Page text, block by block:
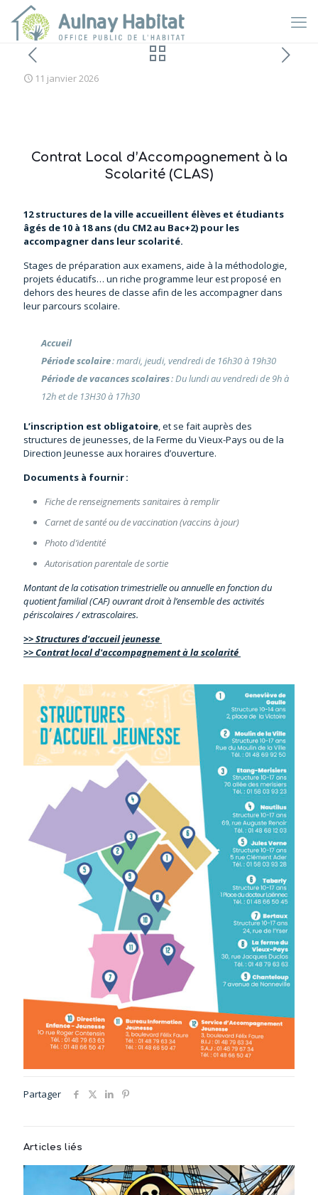
11 janvier 2026
Contrat Local d’Accompagnement à la
Scolarité (CLAS)
12 structures de la ville accueillent élèves et étudiants
âgés de 10 à 18 ans (du CM2 au Bac+2) pour les
accompagner dans leur scolarité.
Stages de préparation aux examens, aide à la méthodologie,
projets éducatifs… un riche programme leur est proposé en
dehors des heures de classe afin de les accompagner dans
leur parcours scolaire.
Accueil
Période scolaire: mardi, jeudi, vendredide 16h30 à 19h30
Période de vacances scolaires: Du lundi au vendredi de 9h à
12h et de 13H30 à 17h30
L’inscription est obligatoire, et se fait auprès des
structures de jeunesses, de la Ferme du Vieux-Pays ou de la
Direction Jeunesse aux horaires d’ouverture.
Documents à fournir:
Fiche de renseignements sanitaires à remplir
Carnet de santé ou de vaccination (vaccins à jour)
Photo d’identité
Autorisation parentale de sortie
Montant de la cotisation trimestrielle ou annuelle en fonction du
quotient familial (CAF) ouvrant droit à l’ensemble des activités
périscolaires / extrascolaires.
>> Structures d'accueil jeunesse
>> Contrat local d'accompagnement à la scolarité
Partager
Articles liés